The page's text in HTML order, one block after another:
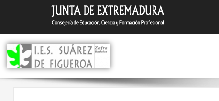
Saltar
contenido
Bases del XXVI Premio